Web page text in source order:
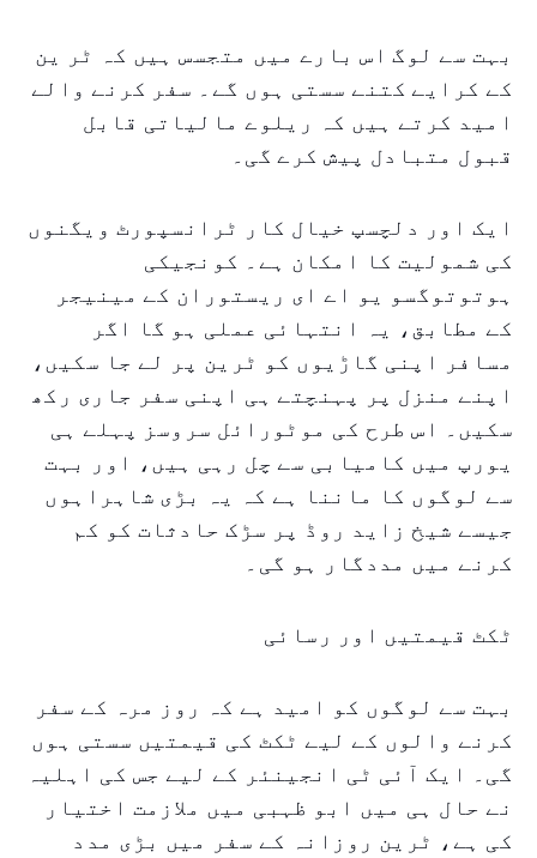
بہت سے لوگ اس بارے میں متجسس ہیں کہ ٹر ین
کے کرایے کتنے سستی ہوں گے۔ سفر کرنے والے
امید کرتے ہیں کہ ریلوے مالیاتی قابل
قبول متبادل پیش کرے گی۔
ایک اور دلچسپ خیال کار ٹرانسپورٹ ویگنوں
کی شمولیت کا امکان ہے۔ کونجیکی
ہوتوتوگسو یو اے ای ریستوران کے مینیجر
کے مطابق، یہ انتہائی عملی ہو گا اگر
مسافر اپنی گاڑیوں کو ٹرین پر لے جا سکیں،
اپنے منزل پر پہنچتے ہی اپنی سفر جاری رکھ
سکیں۔ اس طرح کی موٹورائل سروسز پہلے ہی
یورپ میں کامیابی سے چل رہی ہیں، اور بہت
سے لوگوں کا ماننا ہے کہ یہ بڑی شاہراہوں
جیسے شیخ زاید روڈ پر سڑک حادثات کو کم
کرنے میں مددگار ہو گی۔
ٹکٹ قیمتیں اور رسائی
بہت سے لوگوں کو امید ہے کہ روز مرہ کے سفر
کرنے والوں کے لیے ٹکٹ کی قیمتیں سستی ہوں
گی۔ ایک آئی ٹی انجینئر کے لیے جس کی اہلیہ
نے حال ہی میں ابو ظہبی میں ملازمت اختیار
کی ہے، ٹرین روزانہ کے سفر میں بڑی مدد